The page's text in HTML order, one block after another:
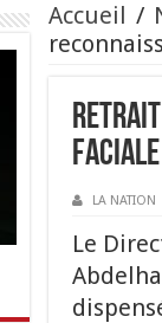
Accueil /
faciale
LA NATION
Le